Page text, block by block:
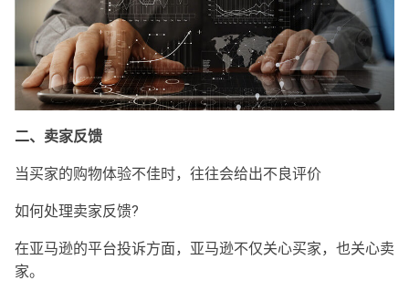
二、卖家反馈
当买家的购物体验不佳时，往往会给出不良评价
如何处理卖家反馈?
在亚马逊的平台投诉方面，亚马逊不仅关心买家，也关心卖
家。